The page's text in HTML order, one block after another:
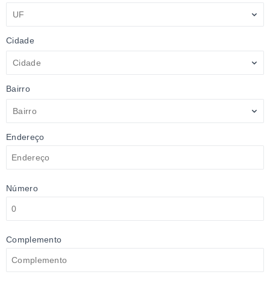
UF
Cidade
Cidade
Bairro
Bairro
Endereço
Número
Complemento